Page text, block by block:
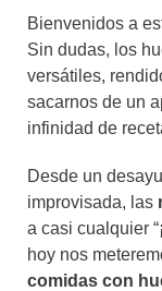
Bienvenidos a
Sin dudas, los
versátiles,
sacarnos de un
infinidad de
Desde un
improvisada, las
a casi cualquier
hoy nos
comidas con